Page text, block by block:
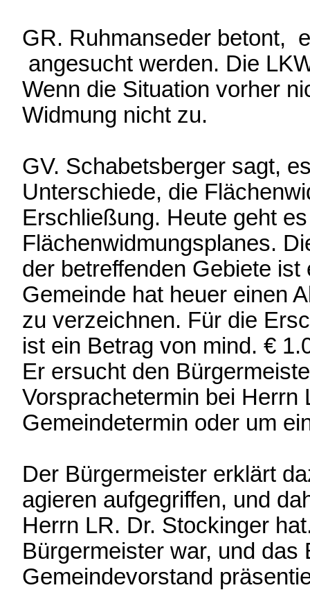
GR. Ruhmanseder betont,
angesucht werden. Die
Wenn die Situation vorher
Widmung nicht zu.
GV. Schabetsberger sagt,
Unterschiede, die
Erschließung. Heute geht
Flächenwidmungsplanes.
der betreffenden Gebiete
Gemeinde hat heuer einen
zu verzeichnen. Für die
ist ein Betrag von mind. €
Er ersucht den
Vorsprachetermin bei Herrn
Gemeindetermin oder um
Der Bürgermeister erklärt
agieren aufgegriffen, und
Herrn LR. Dr. Stockinger
Bürgermeister war, und
Gemeindevorstand